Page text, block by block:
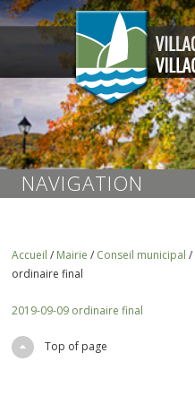
NAVIGATION
Accueil / Mairie / Conseil municipal /
ordinaire final
2019-09-09 ordinaire final
Top of page